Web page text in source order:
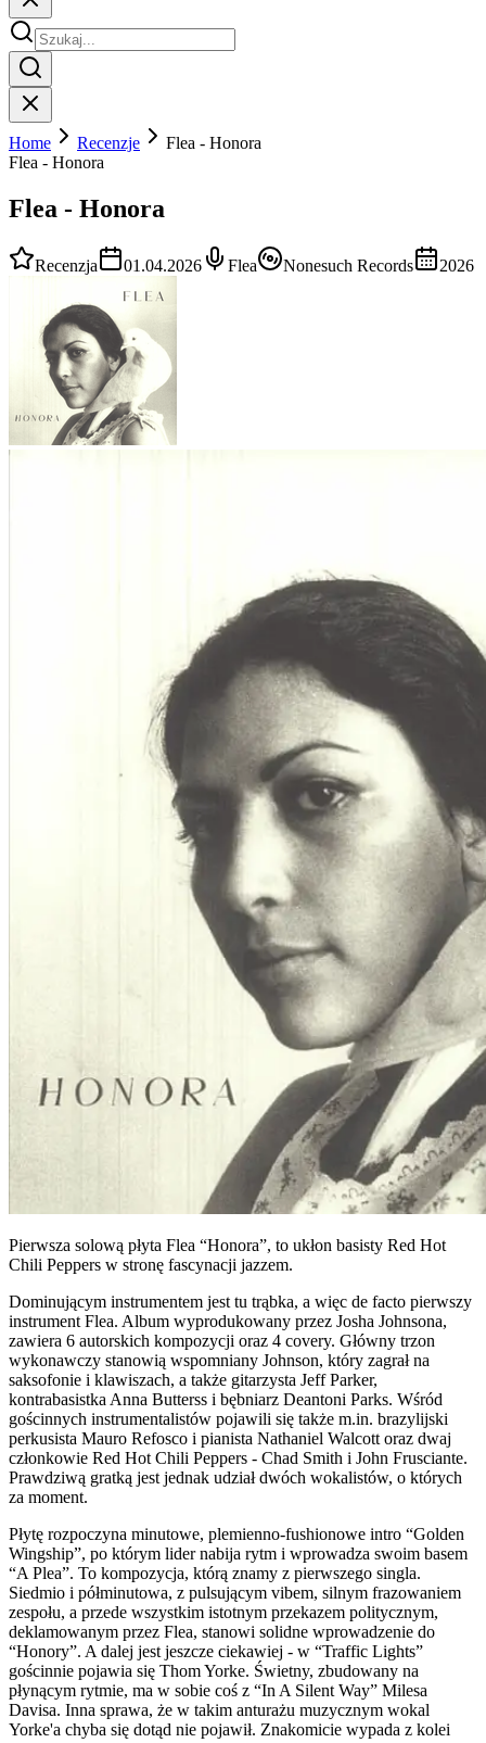
Home Recenzje
Flea - Honora
Flea - Honora
Flea - Honora
Recenzja 01.04.2026 Flea Nonesuch Records 2026
Pierwsza solową płyta Flea “Honora”, to ukłon basisty Red Hot
Chili Peppers w stronę fascynacji jazzem.
Dominującym instrumentem jest tu trąbka, a więc de facto pierwszy
instrument Flea. Album wyprodukowany przez Josha Johnsona,
zawiera 6 autorskich kompozycji oraz 4 covery. Główny trzon
wykonawczy stanowią wspomniany Johnson, który zagrał na
saksofonie i klawiszach, a także gitarzysta Jeff Parker,
kontrabasistka Anna Butterss i bębniarz Deantoni Parks. Wśród
gościnnych instrumentalistów pojawili się także m.in. brazylijski
perkusista Mauro Refosco i pianista Nathaniel Walcott oraz dwaj
członkowie Red Hot Chili Peppers - Chad Smith i John Frusciante.
Prawdziwą gratką jest jednak udział dwóch wokalistów, o których
za moment.
Płytę rozpoczyna minutowe, plemienno-fushionowe intro “Golden
Wingship”, po którym lider nabija rytm i wprowadza swoim basem
“A Plea”. To kompozycja, którą znamy z pierwszego singla.
Siedmio i półminutowa, z pulsującym vibem, silnym frazowaniem
zespołu, a przede wszystkim istotnym przekazem politycznym,
deklamowanym przez Flea, stanowi solidne wprowadzenie do
“Honory”. A dalej jest jeszcze ciekawiej - w “Traffic Lights”
gościnnie pojawia się Thom Yorke. Świetny, zbudowany na
płynącym rytmie, ma w sobie coś z “In A Silent Way” Milesa
Davisa. Inna sprawa, że w takim anturażu muzycznym wokal
Yorke'a chyba się dotąd nie pojawił. Znakomicie wypada z kolei